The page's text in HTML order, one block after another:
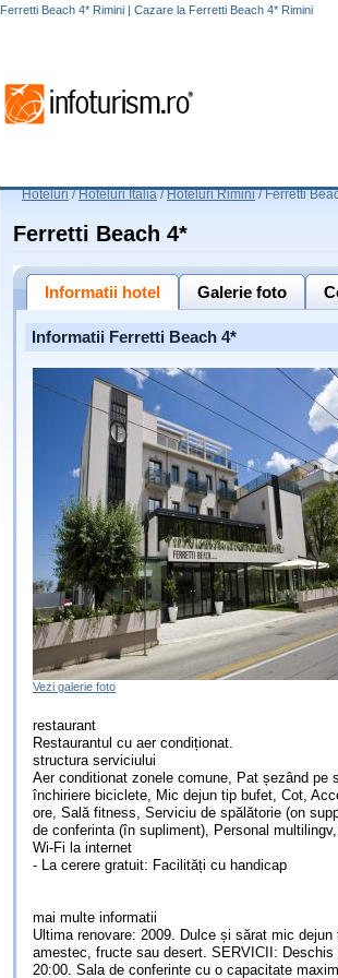
Ferretti Beach 4* Rimini | Cazare la Ferretti Beach 4* Rimini
Hoteluri /Hoteluri Italia/Hoteluri Rimini/Ferretti
Ferretti Beach 4*
Informatii hotel Galerie foto
Informatii Ferretti Beach 4*
Vezi galerie foto
restaurant
Restaurantul cu aer condiționat.
structura serviciului
Aer conditionat zonele comune, Pat șezând pe
închiriere biciclete, Mic dejun tip bufet, Cot,
ore, Sală fitness, Serviciu de spălătorie (on
de conferinta (în supliment), Personal
Wi-Fi la internet
- La cerere gratuit: Facilități cu handicap
mai multe informatii
Ultima renovare: 2009. Dulce și sărat mic
amestec, fructe sau desert. SERVICII:
20:00. Sala de conferinte cu o capacitate